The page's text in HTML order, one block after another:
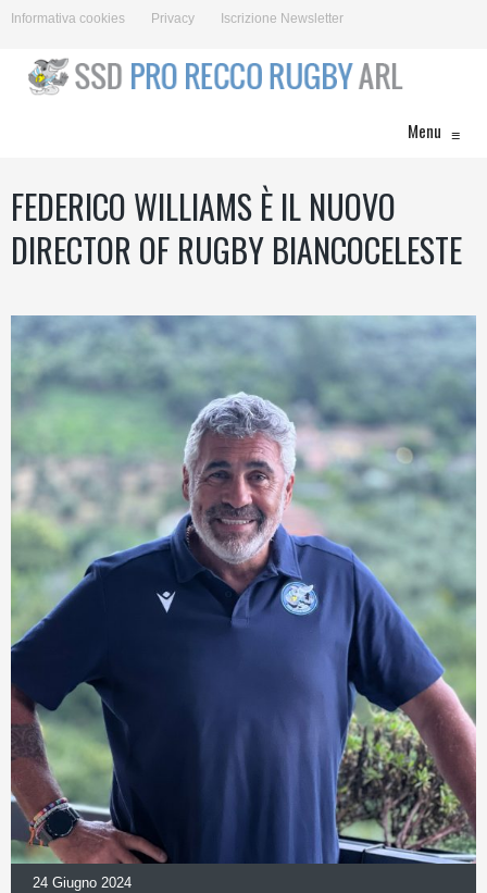
Informativa cookies Privacy Iscrizione Newsletter
Menu ≡
FEDERICO WILLIAMS È IL NUOVO
DIRECTOR OF RUGBY BIANCOCELESTE
24 Giugno 2024